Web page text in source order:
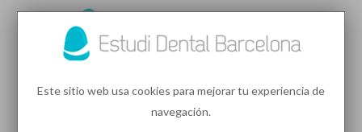
Este sitio web usa cookies para mejorar tu experiencia de
navegación.